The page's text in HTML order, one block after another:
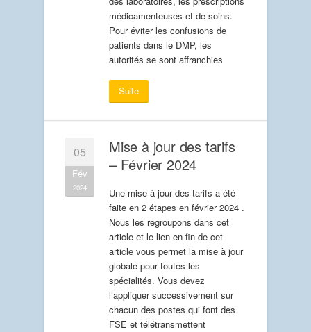
médicamenteuses et de soins.
Pour éviter les confusions de
patients dans le DMP, les
autorités se sont affranchies
Suite
05
Fév
2024
Mise à jour des tarifs
– Février 2024
Une mise à jour des tarifs a été
faite en 2 étapes en février 2024 .
Nous les regroupons dans cet
article et le lien en fin de cet
article vous permet la mise à jour
globale pour toutes les
spécialités. Vous devez
l’appliquer successivement sur
chacun des postes qui font des
FSE et télétransmettent